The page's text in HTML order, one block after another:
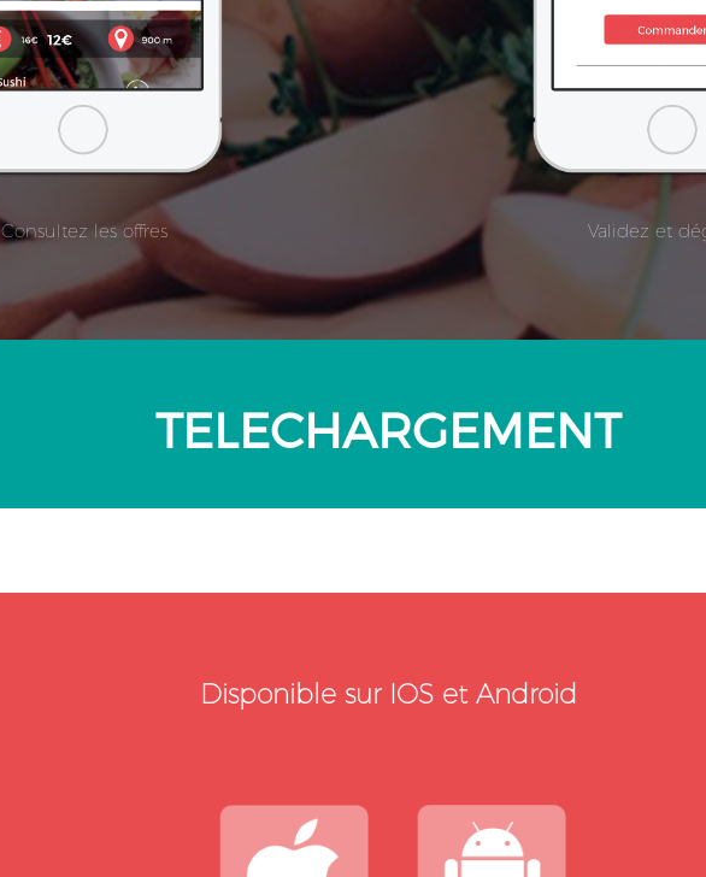
Consultez les offres Validez et
TELECHARGEMENT
Disponible sur IOS et Android